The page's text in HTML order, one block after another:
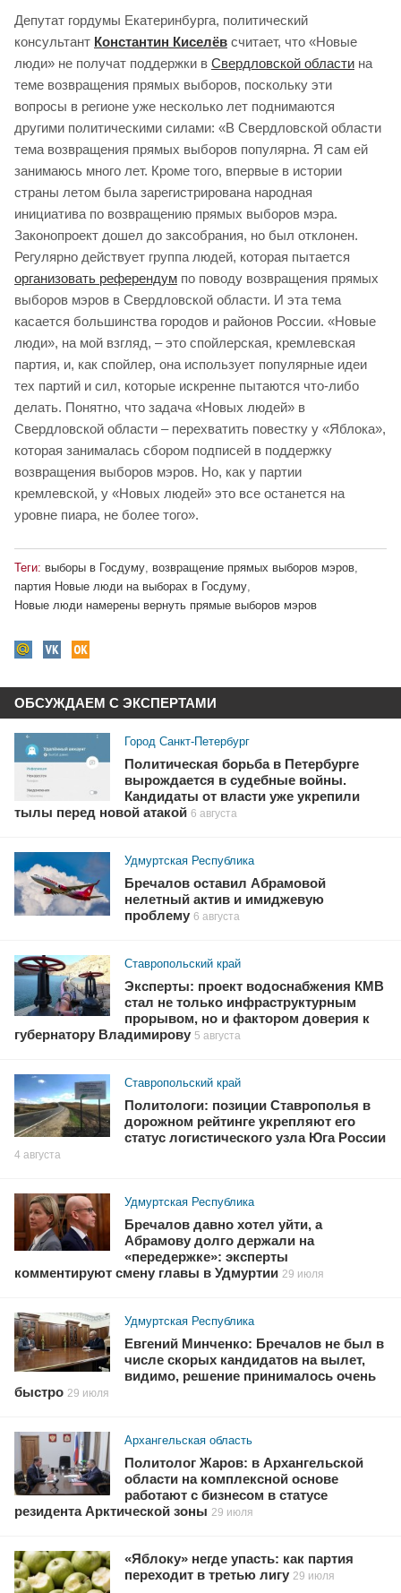
Депутат гордумы Екатеринбурга, политический
консультант Константин Киселёв считает, что «Новые
люди» не получат поддержки в Свердловской области на
теме возвращения прямых выборов, поскольку эти
вопросы в регионе уже несколько лет поднимаются
другими политическими силами: «В Свердловской области
тема возвращения прямых выборов популярна. Я сам ей
занимаюсь много лет. Кроме того, впервые в истории
страны летом была зарегистрирована народная
инициатива по возвращению прямых выборов мэра.
Законопроект дошел до заксобрания, но был отклонен.
Регулярно действует группа людей, которая пытается
организовать референдум по поводу возвращения прямых
выборов мэров в Свердловской области. И эта тема
касается большинства городов и районов России. «Новые
люди», на мой взгляд, – это спойлерская, кремлевская
партия, и, как спойлер, она использует популярные идеи
тех партий и сил, которые искренне пытаются что-либо
делать. Понятно, что задача «Новых людей» в
Свердловской области – перехватить повестку у «Яблока»,
которая занималась сбором подписей в поддержку
возвращения выборов мэров. Но, как у партии
кремлевской, у «Новых людей» это все останется на
уровне пиара, не более того».
Теги: выборы в Госдуму возвращение прямых выборов мэров
партия Новые люди на выборах в Госдуму,
Новые люди намерены вернуть прямые выборов мэров
ОБСУЖДАЕМ С ЭКСПЕРТАМИ
Город Санкт-Петербург
Политическая борьба в Петербурге
вырождается в судебные войны.
Кандидаты от власти уже укрепили
тылы перед новой атакой 6 августа
Удмуртская Республика
Бречалов оставил Абрамовой
нелетный актив и имиджевую
проблему 6 августа
Ставропольский край
Эксперты: проект водоснабжения КМВ
стал не только инфраструктурным
прорывом, но и фактором доверия к
губернатору Владимирову 5 августа
Ставропольский край
Политологи: позиции Ставрополья в
дорожном рейтинге укрепляют его
статус логистического узла Юга России
4 августа
Удмуртская Республика
Бречалов давно хотел уйти, а
Абрамову долго держали на
«передержке»: эксперты
комментируют смену главы в Удмуртии 29 июля
Удмуртская Республика
Евгений Минченко: Бречалов не был в
числе скорых кандидатов на вылет,
видимо, решение принималось очень
быстро 29 июля
Архангельская область
Политолог Жаров: в Архангельской
области на комплексной основе
работают с бизнесом в статусе
резидента Арктической зоны 29 июля
«Яблоку» негде упасть: как партия
переходит в третью лигу 29 июля